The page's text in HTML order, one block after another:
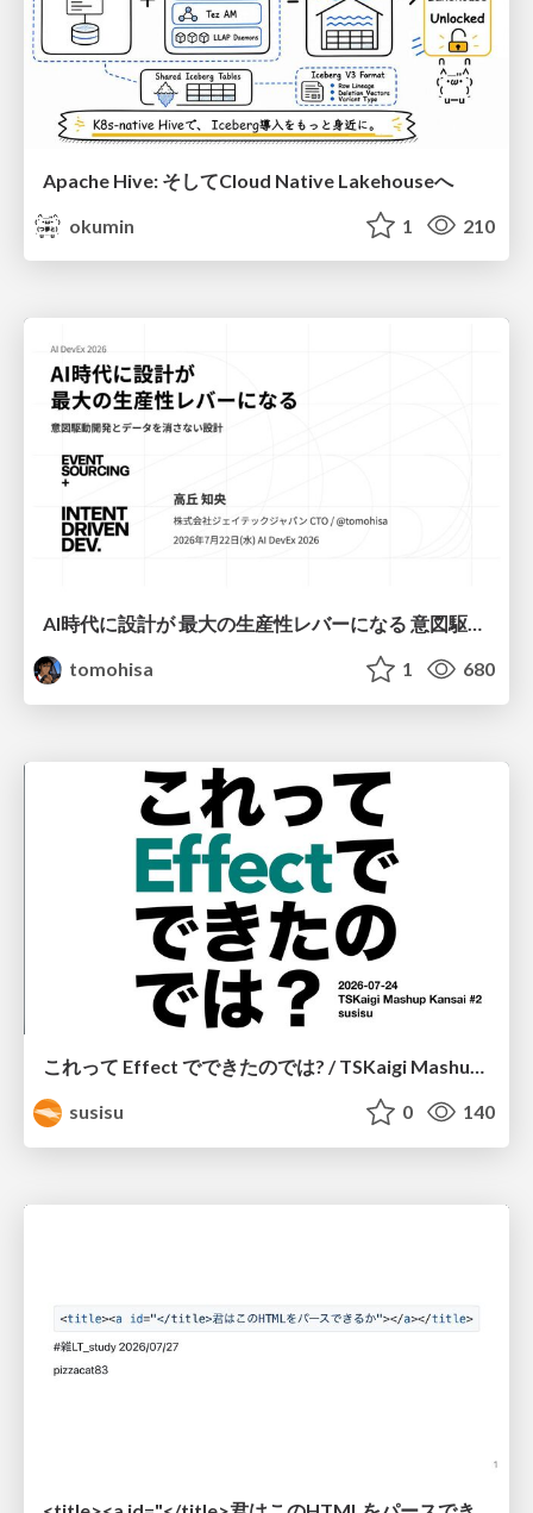
Apache Hive: そしてCloud Native Lakehouseへ
okumin
1 210
AI時代に設計が 最大の生産性レバーになる 意図駆動開発とデータを消さない設計｜Don't Delete Your Data or Your Intent — Design as the Deepest Lever in the AI Era
tomohisa
1 680
これって Effect でできたのでは? / TSKaigi Mashup Kansai #2
susisu
0 140